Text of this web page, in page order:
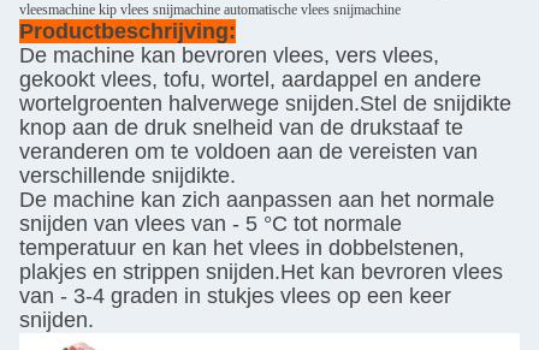
vleesmachine kip vlees snijmachine automatische vlees snijmachine
Productbeschrijving:
De machine kan bevroren vlees, vers vlees,
gekookt vlees, tofu, wortel, aardappel en andere
wortelgroenten halverwege snijden.Stel de snijdikte
knop aan de druk snelheid van de drukstaaf te
veranderen om te voldoen aan de vereisten van
verschillende snijdikte.
De machine kan zich aanpassen aan het normale
snijden van vlees van - 5 °C tot normale
temperatuur en kan het vlees in dobbelstenen,
plakjes en strippen snijden.Het kan bevroren vlees
van - 3-4 graden in stukjes vlees op een keer
snijden.